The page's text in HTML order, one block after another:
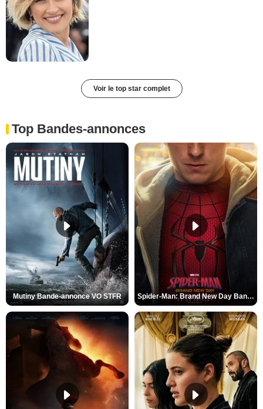
Voir le top star complet
Top Bandes-annonces
Mutiny Bande-annonce VO STFR Spider-Man: Brand New Day Bande-annonce VO STFR